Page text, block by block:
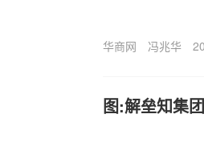
华商网 冯兆华
图:解垒知集